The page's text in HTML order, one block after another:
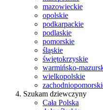
mazowieckie
opolskie
podkarpackie
podlaskie
pomorskie
śląskie
świętokrzyskie
warmińsko-
wielkopolskie
Szukam dziewczyny
Cała Polska